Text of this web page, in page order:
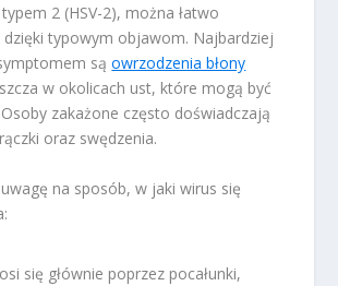
2 (HSV-2), można łatwo
typowym objawom. Najbardziej
sąowrzodzenia błony
w okolicach ust, które mogą być
zakażone często doświadczają
oraz swędzenia.
na sposób, w jaki wirus się
się głównie poprzez pocałunki,